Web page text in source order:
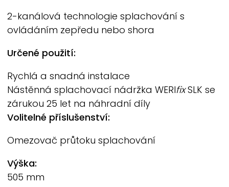
2-kanálová technologie splachování s
ovládáním zepředu nebo shora
Určené použití:
Rychlá a snadná instalace
Nástěnná splachovací nádržka WERIfix SLK se
zárukou 25 let na náhradní díly
Volitelné příslušenství:
Omezovač průtoku splachování
Výška:
505 mm